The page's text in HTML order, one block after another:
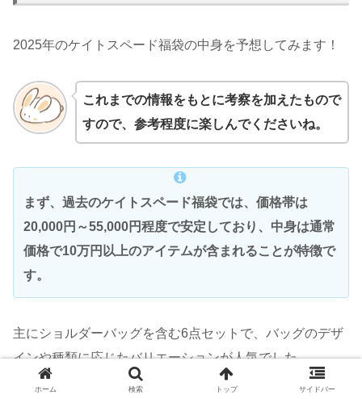
2025年のケイトスペード福袋の中身を予想してみます！
これまでの情報をもとに考察を加えたもので
すので、参考程度に楽しんでくださいね。
まず、過去のケイトスペード福袋では、価格帯は
20,000円～55,000円程度で安定しており、中身は通常
価格で10万円以上のアイテムが含まれることが特徴で
す。
主にショルダーバッグを含む6点セットで、バッグのデザ
インや種類に応じたバリエーションが人気でした。
ホーム 検索 トップ サイドバー